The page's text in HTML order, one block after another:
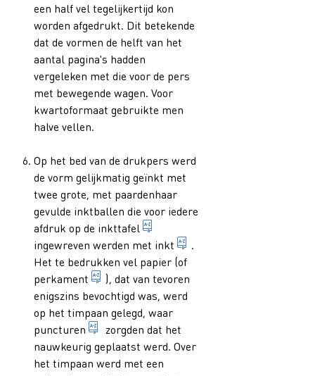
een half vel tegelijkertijd kon
worden afgedrukt. Dit betekende
dat de vormen de helft van het
aantal pagina's hadden
vergeleken met die voor de pers
met bewegende wagen. Voor
kwartoformaat gebruikte men
halve vellen.
Op het bed van de drukpers werd
de vorm gelijkmatig geïnkt met
twee grote, met paardenhaar
gevulde inktballen die voor iedere
afdruk op de inkttafel
ingewreven werden met inkt
.
Het te bedrukken vel papier (of
perkament
afgeschraapte en vaak gesplitste huid
), dat van tevoren
enigszins bevochtigd was, werd
op het timpaan gelegd, waar
puncturen
bij een handpers: twee verplaatsbare
zorgden dat het
nauwkeurig geplaatst werd. Over
het timpaan werd met een